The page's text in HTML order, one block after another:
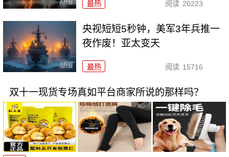
最热 阅读 20223
央视短短5秒钟，美军3年兵推一
夜作废！亚太变天
最热 阅读 15716
双十一现货专场真如平台商家所说的那样吗？